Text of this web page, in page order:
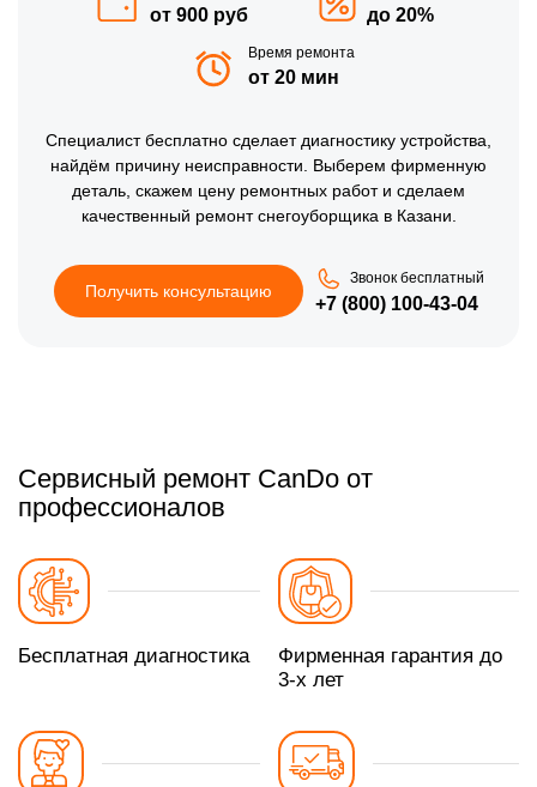
от 900 руб до 20%
Время ремонта
от 20 мин
Специалист бесплатно сделает диагностику устройства,
найдём причину неисправности. Выберем фирменную
деталь, скажем цену ремонтных работ и сделаем
качественный ремонт снегоуборщика в Казани.
Получить консультацию
Звонок бесплатный
+7 (800) 100-43-04
Сервисный ремонт CanDo от
профессионалов
Бесплатная диагностика
Фирменная гарантия до
3-х лет